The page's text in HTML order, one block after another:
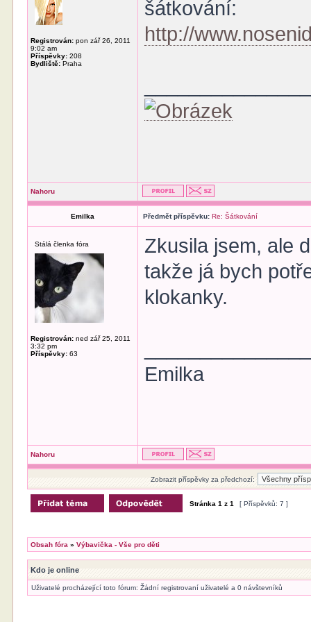
Registrován: pon zář 26, 2011
9:02 am
Příspěvky: 208
Bydliště: Praha
šátkování:
http://
Nahoru
Emilka Předmět příspěvku: Re: Šátkování
Stálá členka fóra
Registrován: ned zář 25, 2011
3:32 pm
Příspěvky: 63
Zkusila jsem, ale
takže já bych
klokanky.
Emilka
Nahoru
Zobrazit příspěvky za předchozí:
Stránka1 z1 [ Příspěvků: 7 ]
Obsah fóra »Výbavička - Vše pro děti
Kdo je online
Uživatelé procházející toto fórum: Žádní registrovaní uživatelé a 0 návštevníků